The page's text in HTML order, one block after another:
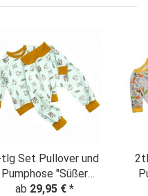
Set Pullover und
Pumphose "Süßer
& Traumfänger"
ab 29,95 € *